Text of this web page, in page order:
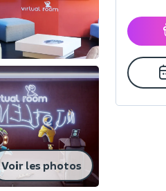
Voir les photos